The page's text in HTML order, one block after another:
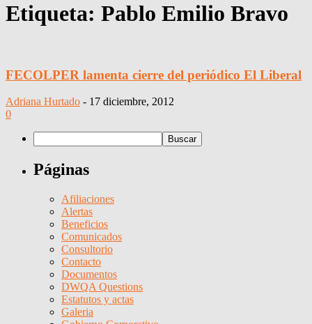
Etiqueta: Pablo Emilio Bravo
FECOLPER lamenta cierre del periódico El Liberal
Adriana Hurtado - 17 diciembre, 2012
0
Páginas
Afiliaciones
Alertas
Beneficios
Comunicados
Consultorio
Contacto
Documentos
DWQA Questions
Estatutos y actas
Galeria